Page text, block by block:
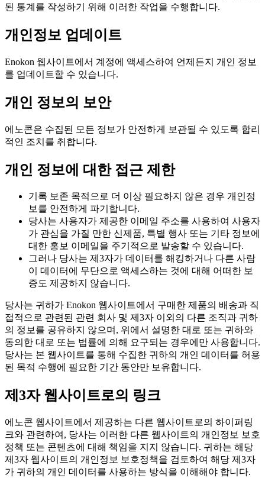
된 통계를 작성하기 위해 이러한 작업을 수행합니다.
개인정보 업데이트
Enokon 웹사이트에서 계정에 액세스하여 언제든지 개인 정보
를 업데이트할 수 있습니다.
개인 정보의 보안
에노콘은 수집된 모든 정보가 안전하게 보관될 수 있도록 합리
적인 조치를 취합니다.
개인 정보에 대한 접근 제한
기록 보존 목적으로 더 이상 필요하지 않은 경우 개인정
보를 안전하게 파기합니다.
당사는 사용자가 제공한 이메일 주소를 사용하여 사용자
가 관심을 가질 만한 신제품, 특별 행사 또는 기타 정보에
대한 홍보 이메일을 주기적으로 발송할 수 있습니다.
그러나 당사는 제3자가 데이터를 해킹하거나 다른 사람
이 데이터에 무단으로 액세스하는 것에 대해 어떠한 보
증도 제공하지 않습니다.
당사는 귀하가 Enokon 웹사이트에서 구매한 제품의 배송과 직
접적으로 관련된 관련 회사 및 제3자 이외의 다른 조직과 귀하
의 정보를 공유하지 않으며, 위에서 설명한 대로 또는 귀하와
동의한 대로 또는 법률에 의해 요구되는 경우에만 사용합니다.
당사는 본 웹사이트를 통해 수집한 귀하의 개인 데이터를 허용
된 목적 수행에 필요한 기간 동안만 보유합니다.
제3자 웹사이트로의 링크
에노콘 웹사이트에서 제공하는 다른 웹사이트로의 하이퍼링
크와 관련하여, 당사는 이러한 다른 웹사이트의 개인정보 보호
정책 또는 콘텐츠에 대해 책임을 지지 않습니다. 귀하는 해당
제3자 웹사이트의 개인정보 보호정책을 검토하여 해당 제3자
가 귀하의 개인 데이터를 사용하는 방식을 이해해야 합니다.